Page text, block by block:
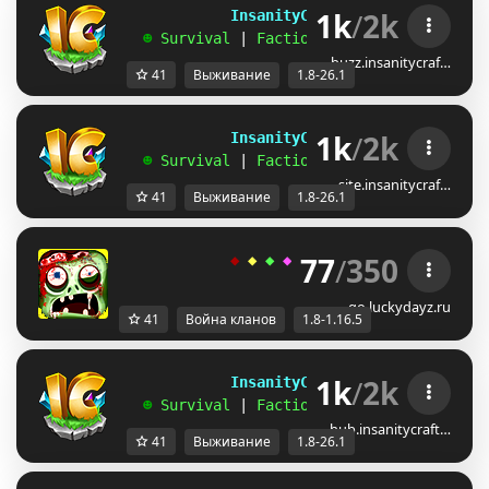
InsanityCraft || 1.8 - 26.1
☻ Survival Factions | Skyblock
1k/2k
buzz.insanitycraf…
41 Выживание 1.8-26.1
InsanityCraft || 1.8 - 26.1
☻ Survival Factions | Skyblock
1k/2k
site.insanitycraf…
41 Выживание 1.8-26.1
◆ ◆ ◆ ◆ ◆ ＬＵＣＫＹ- ＤＡＹＺ
77/350
go.luckydayz.ru
41 Война кланов 1.8-1.16.5
InsanityCraft || 1.8 - 26.1
☻ Survival Factions | Skyblock
1k/2k
hub.insanitycraft…
41 Выживание 1.8-26.1